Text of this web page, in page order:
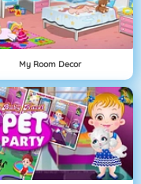
My Room Decor